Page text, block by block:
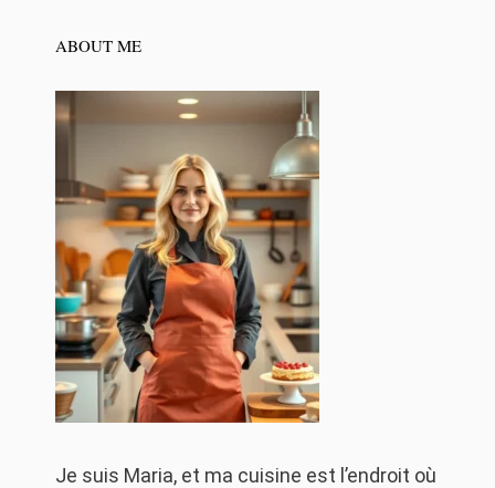
ABOUT ME
Je suis Maria, et ma cuisine est l’endroit où